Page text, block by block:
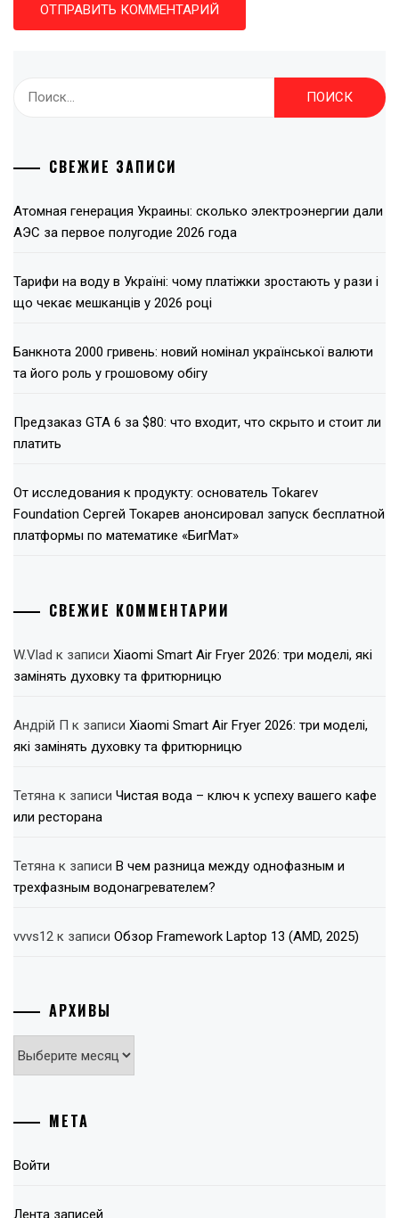
СВЕЖИЕ ЗАПИСИ
Атомная генерация Украины: сколько электроэнергии дали
АЭС за первое полугодие 2026 года
Тарифи на воду в Україні: чому платіжки зростають у рази і
що чекає мешканців у 2026 році
Банкнота 2000 гривень: новий номінал української валюти
та його роль у грошовому обігу
Предзаказ GTA 6 за $80: что входит, что скрыто и стоит ли
платить
От исследования к продукту: основатель Tokarev
Foundation Сергей Токарев анонсировал запуск бесплатной
платформы по математике «БигМат»
СВЕЖИЕ КОММЕНТАРИИ
W.Vlad к записи Xiaomi Smart Air Fryer 2026: три моделі, які
замінять духовку та фритюрницю
Андрій П к записи Xiaomi Smart Air Fryer 2026: три моделі,
які замінять духовку та фритюрницю
Тетяна к записи Чистая вода – ключ к успеху вашего кафе
или ресторана
Тетяна к записи В чем разница между однофазным и
трехфазным водонагревателем?
vvvs12 к записи Обзор Framework Laptop 13 (AMD, 2025)
АРХИВЫ
Архивы
МЕТА
Войти
Лента записей